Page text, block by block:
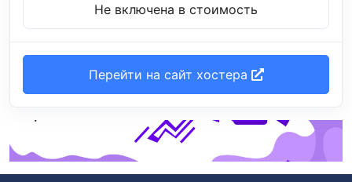
Не включена в стоимость
Перейти на сайт хостера